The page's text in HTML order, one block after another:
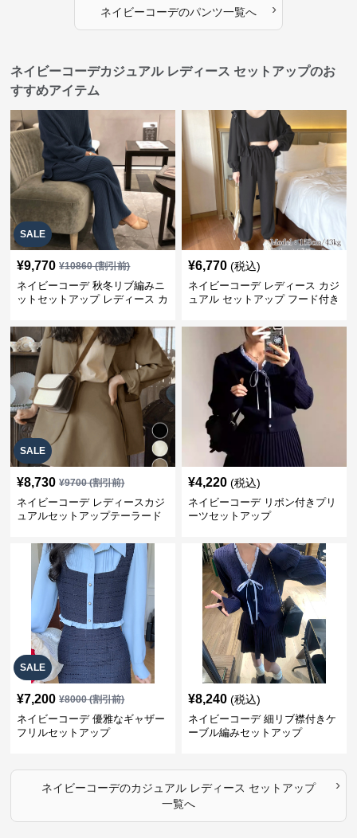
ネイビーコーデのパンツ一覧へ ›
ネイビーコーデカジュアル レディース セットアップのお
すすめアイテム
SALE
¥9,770 ¥10860(割引前)
ネイビーコーデ 秋冬リブ編みニ
ットセットアップ レディース カ
¥6,770 (税込)
ネイビーコーデ レディース カジ
ュアル セットアップ フード付き
SALE
¥8,730 ¥9700(割引前)
ネイビーコーデ レディースカジ
ュアルセットアップテーラード
¥4,220 (税込)
ネイビーコーデ リボン付きプリ
ーツセットアップ
SALE
¥7,200 ¥8000(割引前)
ネイビーコーデ 優雅なギャザー
フリルセットアップ
¥8,240 (税込)
ネイビーコーデ 細リブ襟付きケ
ーブル編みセットアップ
ネイビーコーデのカジュアル レディース セットアップ
一覧へ
›